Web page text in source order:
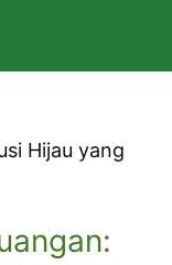
Hijau yang